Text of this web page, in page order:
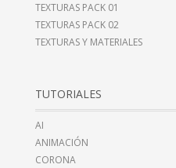
TEXTURAS PACK 01
TEXTURAS PACK 02
TEXTURAS Y MATERIALES
TUTORIALES
AI
ANIMACIÓN
CORONA